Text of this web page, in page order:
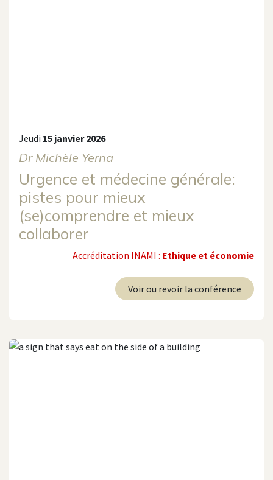
Jeudi 15 janvier 2026
Dr Michèle Yerna
Urgence et médecine générale:
pistes pour mieux
(se)comprendre et mieux
collaborer
Accréditation INAMI : Ethique et économie
Voir ou revoir la conférence